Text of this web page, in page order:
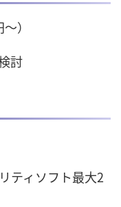
）
討
ティソフト最大2